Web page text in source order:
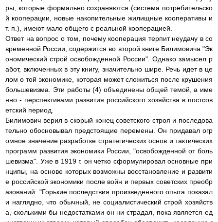
ры, которые формально сохраняются (система потребительско
й кооперации, новые накопительные жилищные кооперативы и
т. п.), имеют мало общего с реальной кооперацией.
Ответ на вопрос о том, почему кооперация терпит неудачу в со
временной России, содержится во второй книге Билимовича "Эк
ономический строй освобожденной России". Однако замысел р
абот, включенных в эту книгу, значительно шире. Речь идет в це
лом о той экономике, которая может сложиться после крушения
большевизма. Эти работы (4) объединены общей темой, а име
нно - перспективами развития российского хозяйства в постсов
етский период.
Билимович верил в скорый конец советского строя и последова
тельно обосновывал предстоящие перемены. Он придавал огр
омное значение разработке стратегических основ и тактических
программ развития экономики России, "освобожденной от боль
шевизма". Уже в 1919 г. он четко сформулировал основные при
нципы, на основе которых возможны восстановление и развити
е российской экономики после войн и первых советских преобр
азований: "Горькие последствия произведенного опыта показал
и наглядно, что обычный, не социалистический строй хозяйств
а, сколькими бы недостатками он ни страдал, пока является ед